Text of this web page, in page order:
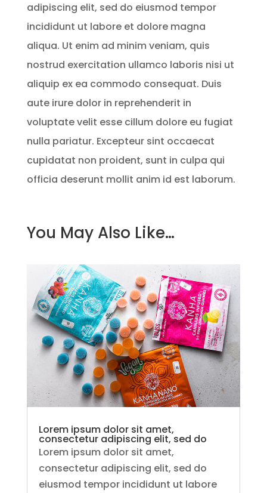
adipiscing elit, sed do eiusmod tempor
incididunt ut labore et dolore magna
aliqua. Ut enim ad minim veniam, quis
nostrud exercitation ullamco laboris nisi ut
aliquip ex ea commodo consequat. Duis
aute irure dolor in reprehenderit in
voluptate velit esse cillum dolore eu fugiat
nulla pariatur. Excepteur sint occaecat
cupidatat non proident, sunt in culpa qui
officia deserunt mollit anim id est laborum.
You May Also Like…
Lorem ipsum dolor sit amet,
consectetur adipiscing elit, sed do
Lorem ipsum dolor sit amet,
consectetur adipiscing elit, sed do
eiusmod tempor incididunt ut labore